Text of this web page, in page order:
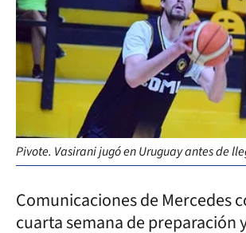
Pivote. Vasirani jugó en Uruguay antes de
Comunicaciones de Mercedes
cuarta semana de preparación